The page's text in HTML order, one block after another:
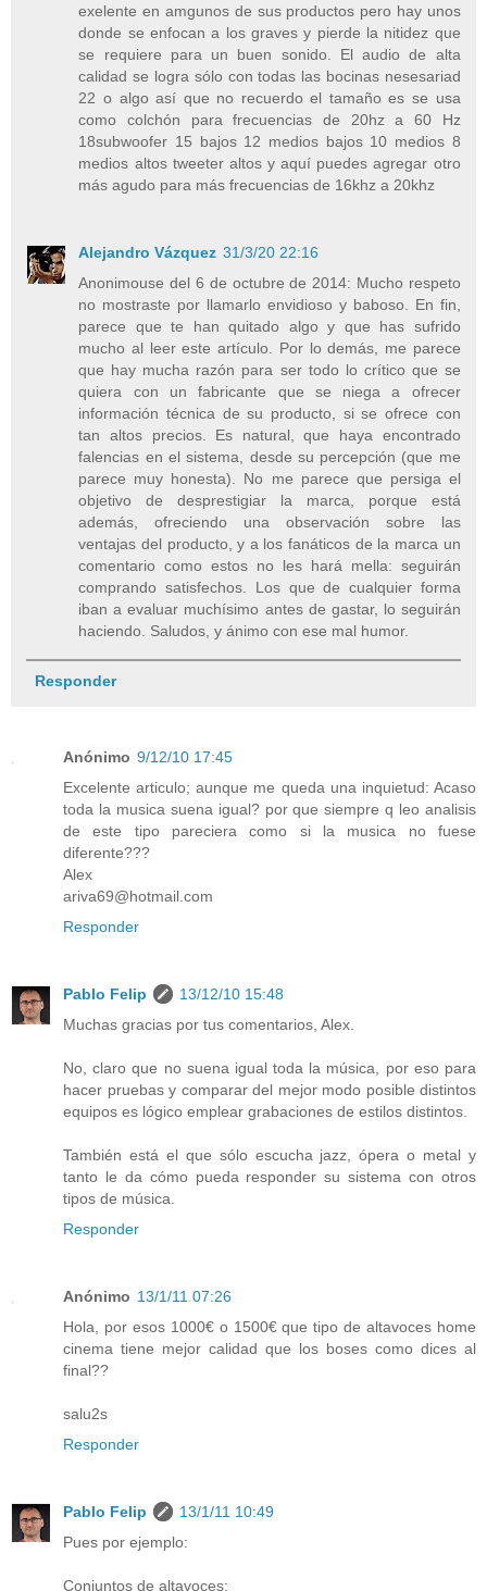
exelente en amgunos de sus productos pero hay unos
donde se enfocan a los graves y pierde la nitidez que
se requiere para un buen sonido. El audio de alta
calidad se logra sólo con todas las bocinas nesesariad
22 o algo así que no recuerdo el tamaño es se usa
como colchón para frecuencias de 20hz a 60 Hz
18subwoofer 15 bajos 12 medios bajos 10 medios 8
medios altos tweeter altos y aquí puedes agregar otro
más agudo para más frecuencias de 16khz a 20khz
Alejandro Vázquez 31/3/20 22:16
Anonimouse del 6 de octubre de 2014: Mucho respeto
no mostraste por llamarlo envidioso y baboso. En fin,
parece que te han quitado algo y que has sufrido
mucho al leer este artículo. Por lo demás, me parece
que hay mucha razón para ser todo lo crítico que se
quiera con un fabricante que se niega a ofrecer
información técnica de su producto, si se ofrece con
tan altos precios. Es natural, que haya encontrado
falencias en el sistema, desde su percepción (que me
parece muy honesta). No me parece que persiga el
objetivo de desprestigiar la marca, porque está
además, ofreciendo una observación sobre las
ventajas del producto, y a los fanáticos de la marca un
comentario como estos no les hará mella: seguirán
comprando satisfechos. Los que de cualquier forma
iban a evaluar muchísimo antes de gastar, lo seguirán
haciendo. Saludos, y ánimo con ese mal humor.
Responder
Anónimo 9/12/10 17:45
Excelente articulo; aunque me queda una inquietud: Acaso
toda la musica suena igual? por que siempre q leo analisis
de este tipo pareciera como si la musica no fuese
diferente???
Alex
ariva69@hotmail.com
Responder
Pablo Felip
13/12/10 15:48
Muchas gracias por tus comentarios, Alex.
No, claro que no suena igual toda la música, por eso para
hacer pruebas y comparar del mejor modo posible distintos
equipos es lógico emplear grabaciones de estilos distintos.
También está el que sólo escucha jazz, ópera o metal y
tanto le da cómo pueda responder su sistema con otros
tipos de música.
Responder
Anónimo 13/1/11 07:26
Hola, por esos 1000€ o 1500€ que tipo de altavoces home
cinema tiene mejor calidad que los boses como dices al
final??
salu2s
Responder
Pablo Felip
13/1/11 10:49
Pues por ejemplo:
Conjuntos de altavoces: